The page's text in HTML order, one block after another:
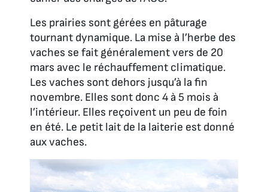
Les prairies sont gérées en pâturage
tournant dynamique. La mise à l’herbe des
vaches se fait généralement vers de 20
mars avec le réchauffement climatique.
Les vaches sont dehors jusqu’à la fin
novembre. Elles sont donc 4 à 5 mois à
l’intérieur. Elles reçoivent un peu de foin
en été. Le petit lait de la laiterie est donné
aux vaches.